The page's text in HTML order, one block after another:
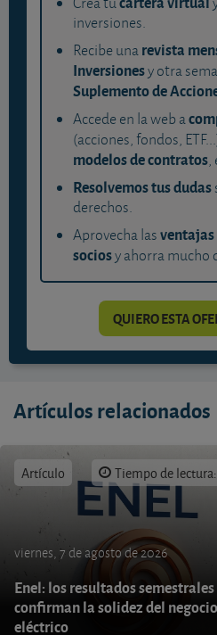
inversiones.
Recibe unarevista
Inversionesy otra
Suplemento de
Accede en la web a
(acciones, fondos,
modelos de contratos,
Resolvemos tus dudas
derechos.
Aprovecha las
sociosy ahorra mucho
QUIERO ESTA
Artículos relacionados
Artículo Tiempo de
viernes, 7 de agosto de 2026
Enel: los resultados semestrales
confirman la solidez del negocio
eléctrico